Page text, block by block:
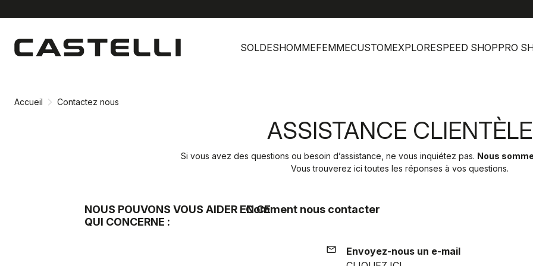
contenu
SOLDESHOMMEFEMMECUSTOMEXPLORESPEED SHOPPRO
Accueil Contactez nous
ASSISTANCE CLIENTÈLE
Si vous avez des questions ou besoin d’assistance, ne vous inquiétez pas. Nous
Vous trouverez ici toutes les réponses à vos questions.
NOUS POUVONS VOUS AIDER EN CE
QUI CONCERNE :
Comment nous contacter
email
Envoyez-nous un e-mail